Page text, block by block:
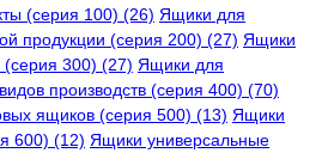
(серия 100) (26) Ящики для
продукции (серия 200) (27) Ящики
300) (27) Ящики для
производств (серия 400) (70)
ящиков (серия 500) (13) Ящики
600) (12) Ящики универсальные